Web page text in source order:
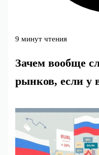
9 минут чтения
Зачем вообще
рынков, если у